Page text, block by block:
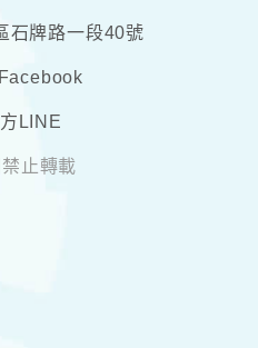
石牌路一段40號
LINE
止轉載